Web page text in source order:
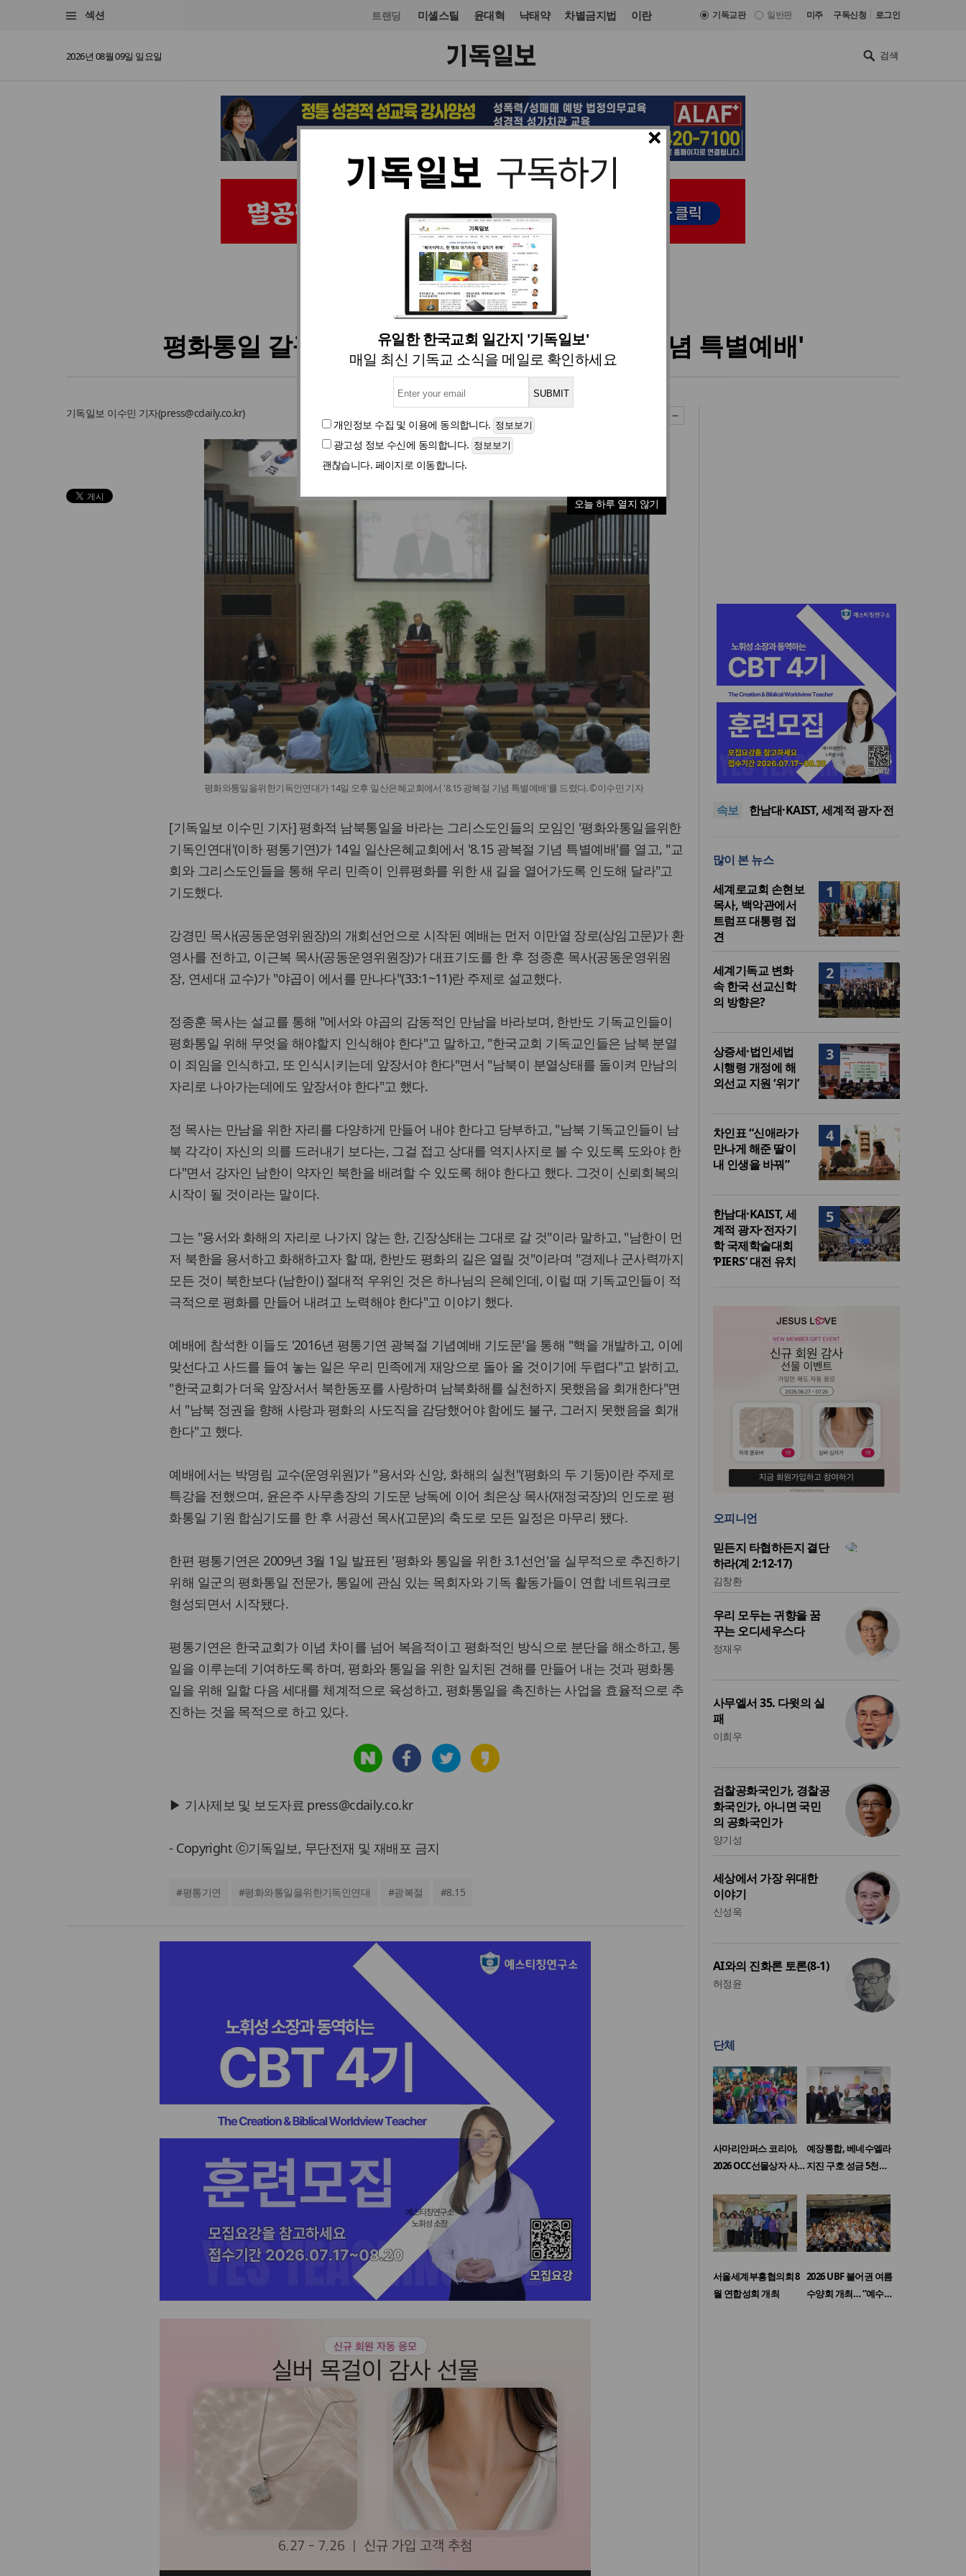
섹션 트랜딩 미셸스틸 윤대혁 낙태약 차별금지법 이란 기독교판 일반판 미주 구독신청 로그인
2026년 08월 09일 일요일
×
유일한 한국교회 일간지 '기독일보'
매일 최신 기독교 소식을 메일로 확인하세요
개인정보 수집 및 이용에 동의합니다.
광고성 정보 수신에 동의합니다.
괜찮습니다. 페이지로 이동합니다.
오늘 하루 열지 않기
교회일반 입력 2016. 08. 15 07:44
평화통일 갈구하는 기독인들의 '8.15 광복절 기념 특별예배'
기독일보 이수민 기자(press@cdaily.co.kr)
평화와통일을위한기독인연대가 14일 오후 일산은혜교회에서 '8.15 광복절 기념 특별예배'를 드렸다. ©이수민 기자
[기독일보 이수민 기자] 평화적 남북통일을 바라는 그리스도인들의 모임인 '평화와통일을위한
기독인연대'(이하 평통기연)가 14일 일산은혜교회에서 '8.15 광복절 기념 특별예배'를 열고, "교
회와 그리스도인들을 통해 우리 민족이 인류평화를 위한 새 길을 열어가도록 인도해 달라"고
기도했다.
강경민 목사(공동운영위원장)의 개회선언으로 시작된 예배는 먼저 이만열 장로(상임고문)가 환
영사를 전하고, 이근복 목사(공동운영위원장)가 대표기도를 한 후 정종훈 목사(공동운영위원
장, 연세대 교수)가 "야곱이 에서를 만나다"(33:1~11)란 주제로 설교했다.
정종훈 목사는 설교를 통해 "에서와 야곱의 감동적인 만남을 바라보며, 한반도 기독교인들이
평화통일 위해 무엇을 해야할지 인식해야 한다"고 말하고, "한국교회 기독교인들은 남북 분열
이 죄임을 인식하고, 또 인식시키는데 앞장서야 한다"면서 "남북이 분열상태를 돌이켜 만남의
자리로 나아가는데에도 앞장서야 한다"고 했다.
정 목사는 만남을 위한 자리를 다양하게 만들어 내야 한다고 당부하고, "남북 기독교인들이 남
북 각각이 자신의 의를 드러내기 보다는, 그걸 접고 상대를 역지사지로 볼 수 있도록 도와야 한
다"면서 강자인 남한이 약자인 북한을 배려할 수 있도록 해야 한다고 했다. 그것이 신뢰회복의
시작이 될 것이라는 말이다.
그는 "용서와 화해의 자리로 나가지 않는 한, 긴장상태는 그대로 갈 것"이라 말하고, "남한이 먼
저 북한을 용서하고 화해하고자 할 때, 한반도 평화의 길은 열릴 것"이라며 "경제나 군사력까지
모든 것이 북한보다 (남한이) 절대적 우위인 것은 하나님의 은혜인데, 이럴 때 기독교인들이 적
극적으로 평화를 만들어 내려고 노력해야 한다"고 이야기 했다.
예배에 참석한 이들도 '2016년 평통기연 광복절 기념예배 기도문'을 통해 "핵을 개발하고, 이에
맞선다고 사드를 들여 놓는 일은 우리 민족에게 재앙으로 돌아 올 것이기에 두렵다"고 밝히고,
"한국교회가 더욱 앞장서서 북한동포를 사랑하며 남북화해를 실천하지 못했음을 회개한다"면
서 "남북 정권을 향해 사랑과 평화의 사도직을 감당했어야 함에도 불구, 그러지 못했음을 회개
한다"고 했다.
예배에서는 박명림 교수(운영위원)가 "용서와 신앙, 화해의 실천"(평화의 두 기둥)이란 주제로
특강을 전했으며, 윤은주 사무총장의 기도문 낭독에 이어 최은상 목사(재정국장)의 인도로 평
화통일 기원 합심기도를 한 후 서광선 목사(고문)의 축도로 모든 일정은 마무리 됐다.
한편 평통기연은 2009년 3월 1일 발표된 '평화와 통일을 위한 3.1선언'을 실무적으로 추진하기
위해 일군의 평화통일 전문가, 통일에 관심 있는 목회자와 기독 활동가들이 연합 네트워크로
형성되면서 시작됐다.
평통기연은 한국교회가 이념 차이를 넘어 복음적이고 평화적인 방식으로 분단을 해소하고, 통
일을 이루는데 기여하도록 하며, 평화와 통일을 위한 일치된 견해를 만들어 내는 것과 평화통
일을 위해 일할 다음 세대를 체계적으로 육성하고, 평화통일을 촉진하는 사업을 효율적으로 추
진하는 것을 목적으로 하고 있다.
▶ 기사제보 및 보도자료 press@cdaily.co.kr
- Copyright ⓒ기독일보, 무단전재 및 재배포 금지
#평통기연 #평화와통일을위한기독인연대 #광복절 #8.15
속보
느헤미야 연합기도회, ‘왕의 기
도’로 나라·한국교회·다음세대
위해 합심
세기총 “자유를 지키며 하나 된
희망의 미래를 향하여”
한동대 RISE사업단, 포항 죽도
발간
자기학 국제학술대회 ‘PIERS’
세계기독교 변화 속 한국 선교
위해 합심
희망의 미래를 향하여”
많이 본 뉴스
1
세계로교회 손현보
목사, 백악관에서
트럼프 대통령 접
견
2
세계기독교 변화
속 한국 선교신학
의 방향은?
3
상증세·법인세법
시행령 개정에 해
외선교 지원 ‘위기’
4
차인표 “신애라가
만나게 해준 딸이
내 인생을 바꿔”
5
한남대·KAIST, 세
계적 광자·전자기
학 국제학술대회
‘PIERS’ 대전 유치
오피니언
믿든지 타협하든지 결단
하라(계 2:12-17)
김창환
우리 모두는 귀향을 꿈
꾸는 오디세우스다
정재우
사무엘서 35. 다윗의 실
패
이희우
검찰공화국인가, 경찰공
화국인가, 아니면 국민
의 공화국인가
양기성
세상에서 가장 위대한
이야기
신성욱
AI와의 진화론 토론(8-1)
허정윤
단체
사마리안퍼스 코리아,
2026 OCC선물상자 사…
예장통합, 베네수엘라
지진 구호 성금 5천…
서울세계부흥협의회 8
월 연합성회 개최
2026 UBF 불어권 여름
수양회 개최… “예수…